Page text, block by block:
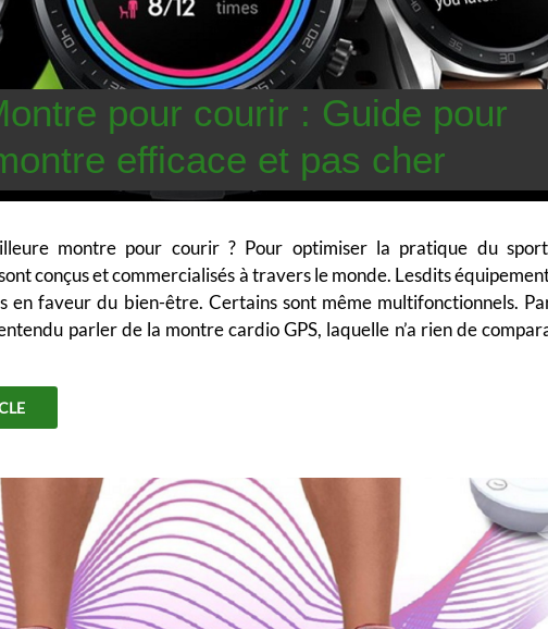
pour courir : Guide pour
efficace et pas cher
montre pour courir ? Pour optimiser la pratique du
conçus et commercialisés à travers le monde. Lesdits
en faveur du bien-être. Certains sont même multifonctionnels.
parler de la montre cardio GPS, laquelle n’a rien de